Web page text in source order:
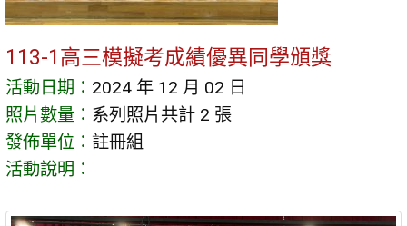
113-1高三模擬考成績優異同學頒獎
活動日期： 2024 年 12 月 02 日
照片數量： 系列照片共計 2 張
發佈單位： 註冊組
活動說明：